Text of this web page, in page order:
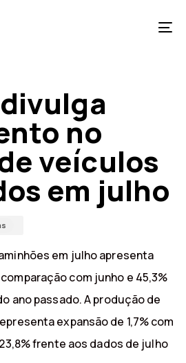
no
veículos
em julho
em julho apresenta
com junho e 45,3%
ano passado. A produção de
expansão de 1,7% com
frente aos dados de julho